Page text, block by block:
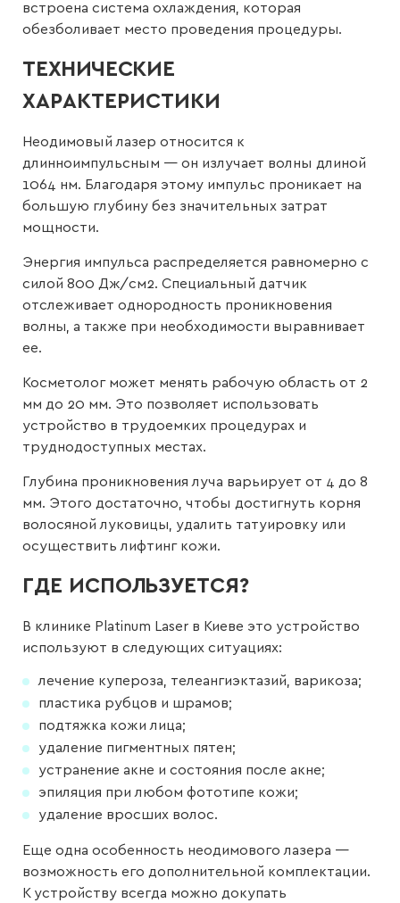
встроена система охлаждения, которая
обезболивает место проведения процедуры.
ТЕХНИЧЕСКИЕ
ХАРАКТЕРИСТИКИ
Неодимовый лазер относится к
длинноимпульсным — он излучает волны длиной
1064 нм. Благодаря этому импульс проникает на
большую глубину без значительных затрат
мощности.
Энергия импульса распределяется равномерно с
силой 800 Дж/см2. Специальный датчик
отслеживает однородность проникновения
волны, а также при необходимости выравнивает
ее.
Косметолог может менять рабочую область от 2
мм до 20 мм. Это позволяет использовать
устройство в трудоемких процедурах и
труднодоступных местах.
Глубина проникновения луча варьирует от 4 до 8
мм. Этого достаточно, чтобы достигнуть корня
волосяной луковицы, удалить татуировку или
осуществить лифтинг кожи.
ГДЕ ИСПОЛЬЗУЕТСЯ?
В клинике Platinum Laser в Киеве это устройство
используют в следующих ситуациях:
лечение купероза, телеангиэктазий, варикоза;
пластика рубцов и шрамов;
подтяжка кожи лица;
удаление пигментных пятен;
устранение акне и состояния после акне;
эпиляция при любом фототипе кожи;
удаление вросших волос.
Еще одна особенность неодимового лазера —
возможность его дополнительной комплектации.
К устройству всегда можно докупать